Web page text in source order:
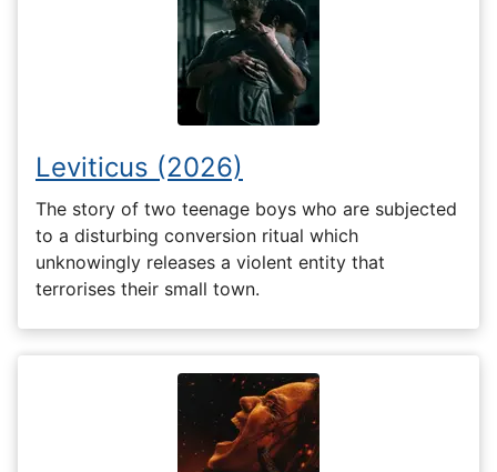
Leviticus (2026)
The story of two teenage boys who are subjected
to a disturbing conversion ritual which
unknowingly releases a violent entity that
terrorises their small town.